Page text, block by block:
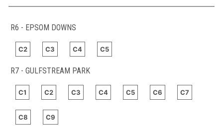
R6 - EPSOM DOWNS
C2 C3 C4 C5
R7 - GULFSTREAM PARK
C1 C2 C3 C4 C5 C6 C7
C8 C9